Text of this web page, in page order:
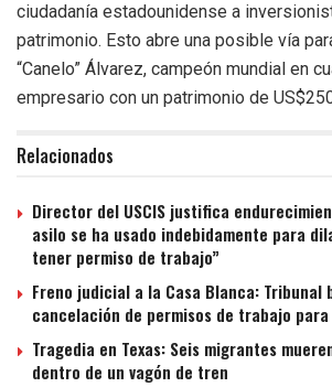
ciudadanía estadounidense a
patrimonio. Esto abre una posible vía
“Canelo” Álvarez, campeón mundial en
empresario con un patrimonio de
Relacionados
Director del USCIS justifica
asilo se ha usado indebidamente para
tener permiso de trabajo”
Freno judicial a la Casa Blanca: Tribunal
cancelación de permisos de trabajo para
Tragedia en Texas: Seis migrantes
dentro de un vagón de tren